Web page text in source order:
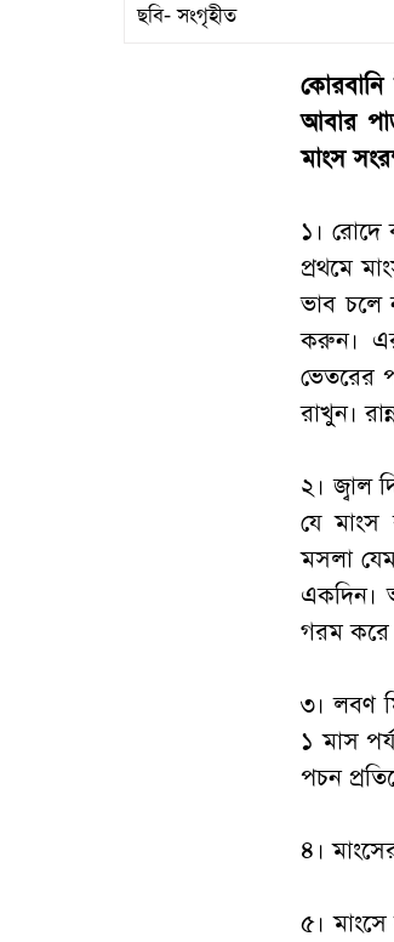
ছবি- সংগৃহীত
আবার
মাংস
১। রোদে
প্রথমে
ভাব চলে
করুন।
ভেতরের
রাখুন।
২। জ্বাল
যে
মসলা
একদিন।
গরম করে
৩। লবণ
১ মাস
পচন
৪।
৫।